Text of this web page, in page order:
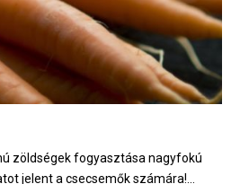
zöldségek fogyasztása nagyfokú
jelent a csecsemők számára!...